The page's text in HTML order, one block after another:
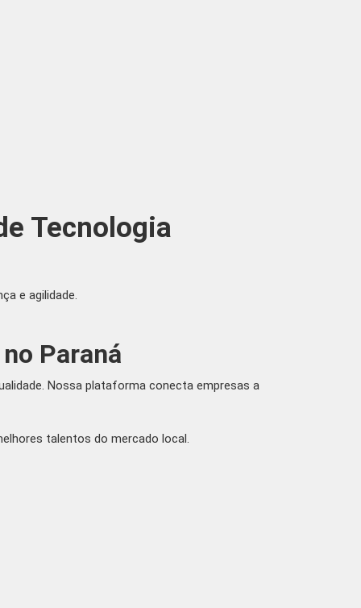
Tecnologia
e agilidade.
Paraná
Nossa plataforma conecta empresas a
talentos do mercado local.